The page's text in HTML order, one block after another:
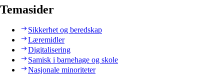
Temasider
Sikkerhet og beredskap
Læremidler
Digitalisering
Samisk i barnehage og skole
Nasjonale minoriteter